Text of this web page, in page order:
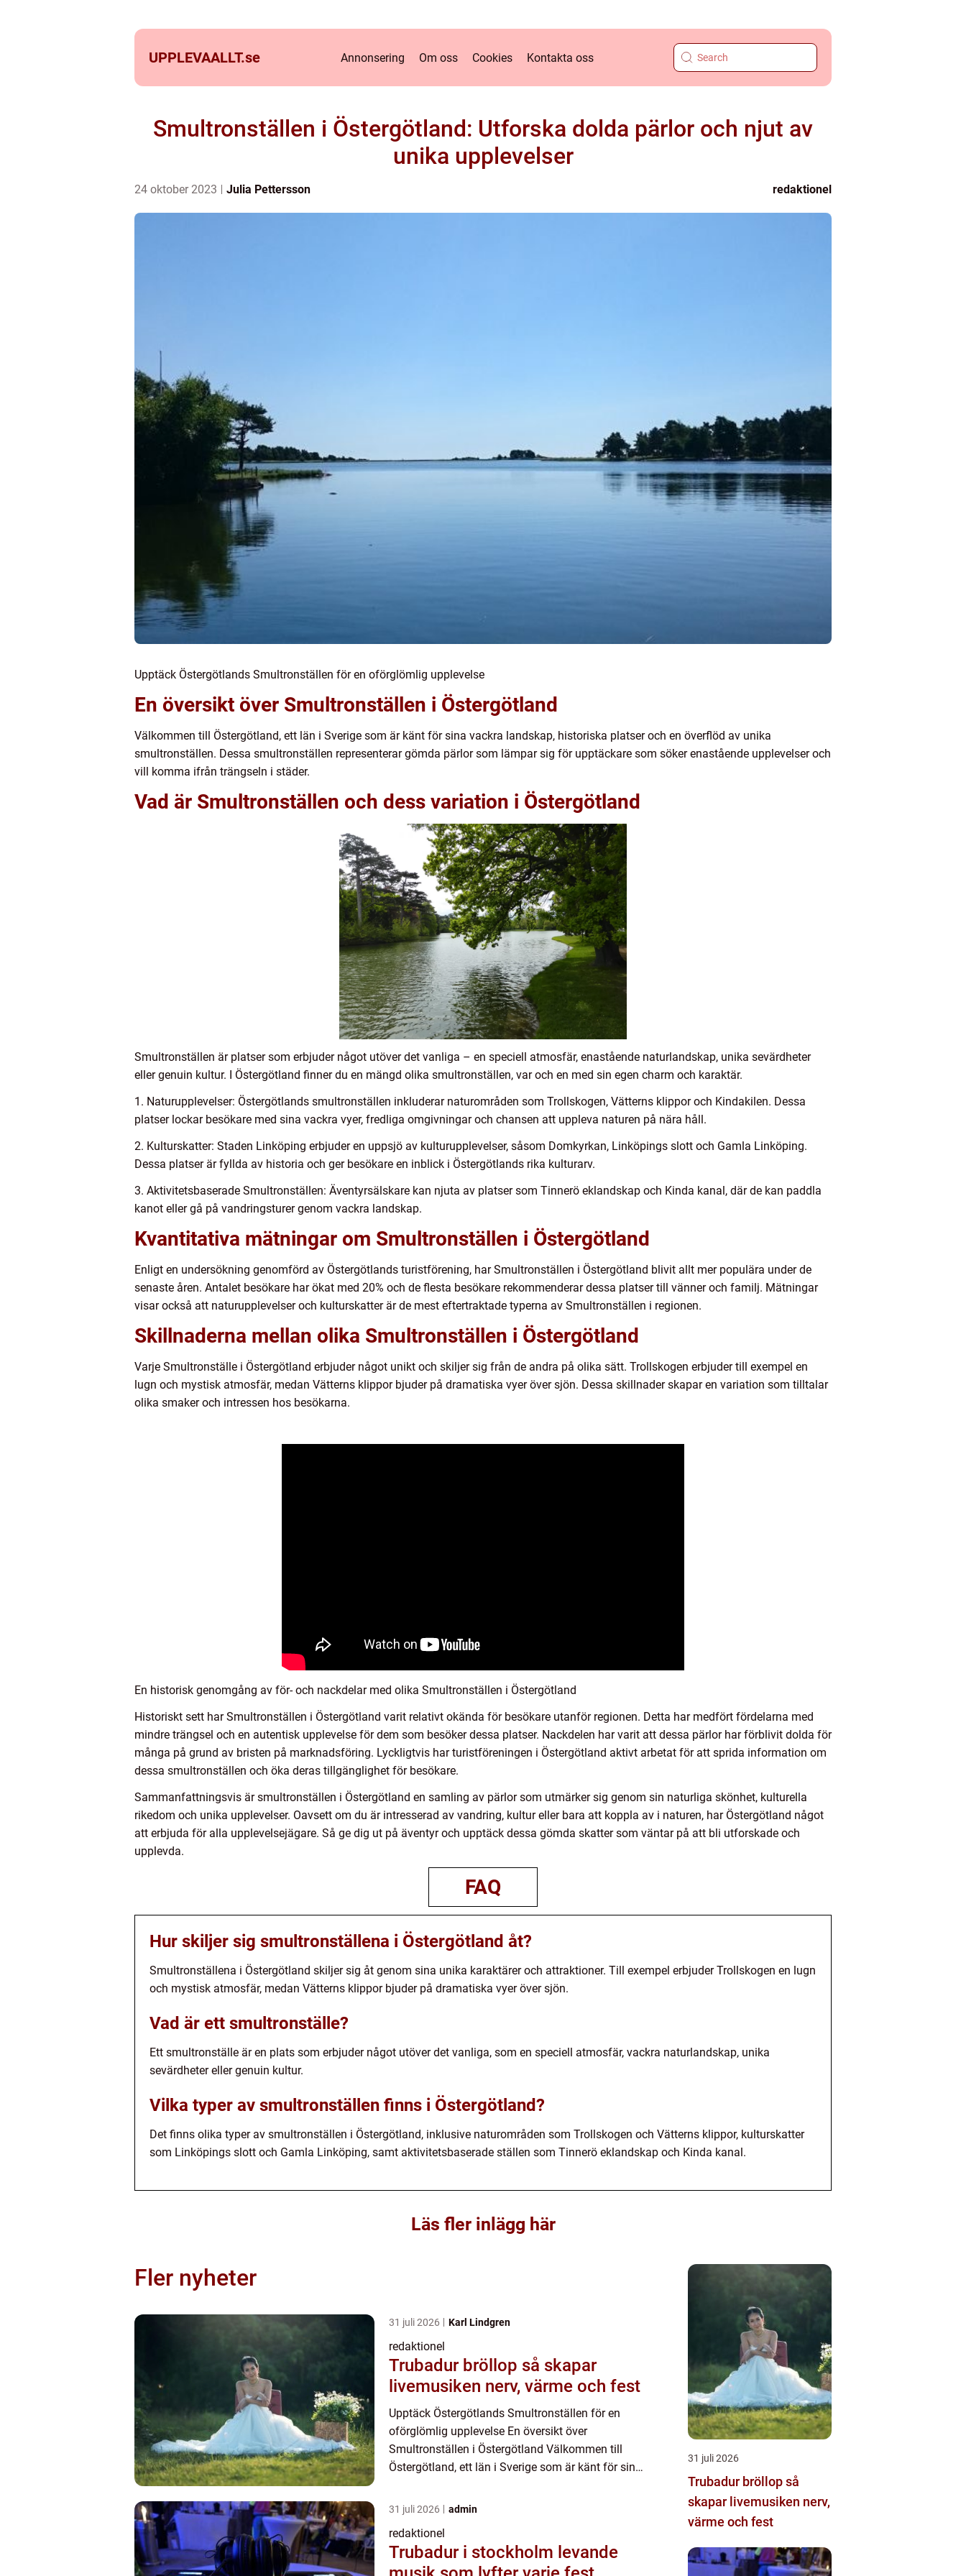
UPPLEVAALLT.se Annonsering Om oss Cookies Kontakta oss
Smultronställen i Östergötland: Utforska dolda pärlor och njut av
unika upplevelser
24 oktober 2023 Julia Pettersson redaktionel
Upptäck Östergötlands Smultronställen för en oförglömlig upplevelse
En översikt över Smultronställen i Östergötland
Välkommen till Östergötland, ett län i Sverige som är känt för sina vackra landskap, historiska platser och en överflöd av unika
smultronställen. Dessa smultronställen representerar gömda pärlor som lämpar sig för upptäckare som söker enastående upplevelser och
vill komma ifrån trängseln i städer.
Vad är Smultronställen och dess variation i Östergötland
Smultronställen är platser som erbjuder något utöver det vanliga – en speciell atmosfär, enastående naturlandskap, unika sevärdheter
eller genuin kultur. I Östergötland finner du en mängd olika smultronställen, var och en med sin egen charm och karaktär.
1. Naturupplevelser: Östergötlands smultronställen inkluderar naturområden som Trollskogen, Vätterns klippor och Kindakilen. Dessa
platser lockar besökare med sina vackra vyer, fredliga omgivningar och chansen att uppleva naturen på nära håll.
2. Kulturskatter: Staden Linköping erbjuder en uppsjö av kulturupplevelser, såsom Domkyrkan, Linköpings slott och Gamla Linköping.
Dessa platser är fyllda av historia och ger besökare en inblick i Östergötlands rika kulturarv.
3. Aktivitetsbaserade Smultronställen: Äventyrsälskare kan njuta av platser som Tinnerö eklandskap och Kinda kanal, där de kan paddla
kanot eller gå på vandringsturer genom vackra landskap.
Kvantitativa mätningar om Smultronställen i Östergötland
Enligt en undersökning genomförd av Östergötlands turistförening, har Smultronställen i Östergötland blivit allt mer populära under de
senaste åren. Antalet besökare har ökat med 20% och de flesta besökare rekommenderar dessa platser till vänner och familj. Mätningar
visar också att naturupplevelser och kulturskatter är de mest eftertraktade typerna av Smultronställen i regionen.
Skillnaderna mellan olika Smultronställen i Östergötland
Varje Smultronställe i Östergötland erbjuder något unikt och skiljer sig från de andra på olika sätt. Trollskogen erbjuder till exempel en
lugn och mystisk atmosfär, medan Vätterns klippor bjuder på dramatiska vyer över sjön. Dessa skillnader skapar en variation som tilltalar
olika smaker och intressen hos besökarna.
En historisk genomgång av för- och nackdelar med olika Smultronställen i Östergötland
Historiskt sett har Smultronställen i Östergötland varit relativt okända för besökare utanför regionen. Detta har medfört fördelarna med
mindre trängsel och en autentisk upplevelse för dem som besöker dessa platser. Nackdelen har varit att dessa pärlor har förblivit dolda för
många på grund av bristen på marknadsföring. Lyckligtvis har turistföreningen i Östergötland aktivt arbetat för att sprida information om
dessa smultronställen och öka deras tillgänglighet för besökare.
Sammanfattningsvis är smultronställen i Östergötland en samling av pärlor som utmärker sig genom sin naturliga skönhet, kulturella
rikedom och unika upplevelser. Oavsett om du är intresserad av vandring, kultur eller bara att koppla av i naturen, har Östergötland något
att erbjuda för alla upplevelsejägare. Så ge dig ut på äventyr och upptäck dessa gömda skatter som väntar på att bli utforskade och
upplevda.
FAQ
Hur skiljer sig smultronställena i Östergötland åt?
Smultronställena i Östergötland skiljer sig åt genom sina unika karaktärer och attraktioner. Till exempel erbjuder Trollskogen en lugn
och mystisk atmosfär, medan Vätterns klippor bjuder på dramatiska vyer över sjön.
Vad är ett smultronställe?
Ett smultronställe är en plats som erbjuder något utöver det vanliga, som en speciell atmosfär, vackra naturlandskap, unika
sevärdheter eller genuin kultur.
Vilka typer av smultronställen finns i Östergötland?
Det finns olika typer av smultronställen i Östergötland, inklusive naturområden som Trollskogen och Vätterns klippor, kulturskatter
som Linköpings slott och Gamla Linköping, samt aktivitetsbaserade ställen som Tinnerö eklandskap och Kinda kanal.
Läs fler inlägg här
Fler nyheter
31 juli 2026 Karl Lindgren
redaktionel
Trubadur bröllop så skapar
livemusiken nerv, värme och fest
Upptäck Östergötlands Smultronställen för en
oförglömlig upplevelse En översikt över
Smultronställen i Östergötland Välkommen till
Östergötland, ett län i Sverige som är känt för sina
överflöd av unika smult...
31 juli 2026 admin
redaktionel
Trubadur i stockholm levande
31 juli 2026
Trubadur bröllop så
skapar livemusiken nerv,
värme och fest